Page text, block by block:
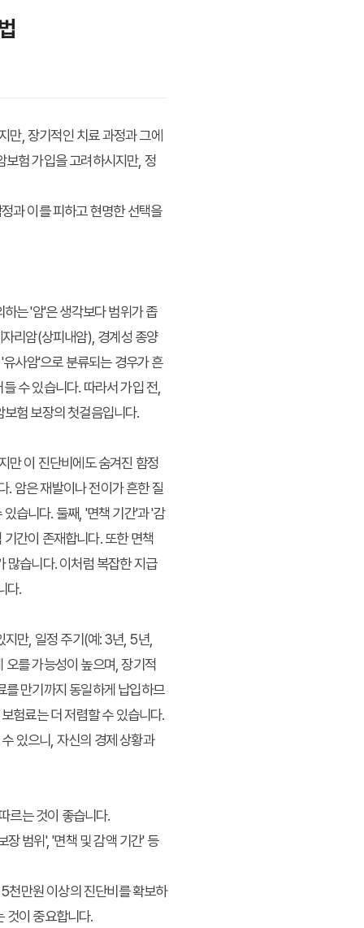
만, 장기적인 치료 과정과 그에
보험 가입을 고려하시지만, 정
과 이를 피하고 현명한 선택을
는 '암'은 생각보다 범위가 좁
리암(상피내암), 경계성 종양
사암'으로 분류되는 경우가 흔
수 있습니다. 따라서 가입 전,
험 보장의 첫걸음입니다.
만 이 진단비에도 숨겨진 함정
. 암은 재발이나 전이가 흔한 질
습니다. 둘째, '면책 기간'과 '감
간이 존재합니다. 또한 면책
많습니다. 이처럼 복잡한 지급
다.
만, 일정 주기(예: 3년, 5년,
오를 가능성이 높으며, 장기적
를 만기까지 동일하게 납입하므
험료는 더 저렴할 수 있습니다.
있으니, 자신의 경제 상황과
르는 것이 좋습니다.
범위', '면책 및 감액 기간' 등
천만원 이상의 진단비를 확보하
것이 중요합니다.